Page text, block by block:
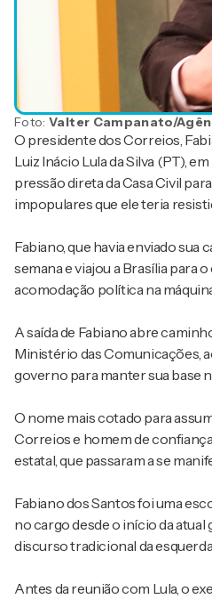
Foto:Valter Campanato/
O presidente dos Correios,
Luiz Inácio Lula da Silva (PT),
pressão direta da Casa Civil
impopulares que ele teria
Fabiano, que havia enviado
semana e viajou a Brasília
acomodação política na
A saída de Fabiano abre
Ministério das Comunicações,
governo para manter sua base
O nome mais cotado para
Correios e homem de
estatal, que passaram a se
Fabiano dos Santos foi uma
no cargo desde o início da
discurso tradicional da
Antes da reunião com Lula, o